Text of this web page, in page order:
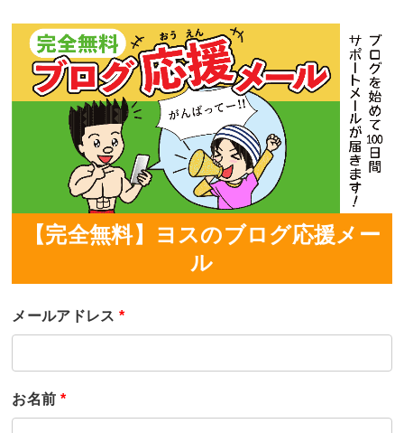
【完全無料】ヨスのブログ応援メー
ル
メールアドレス *
お名前 *